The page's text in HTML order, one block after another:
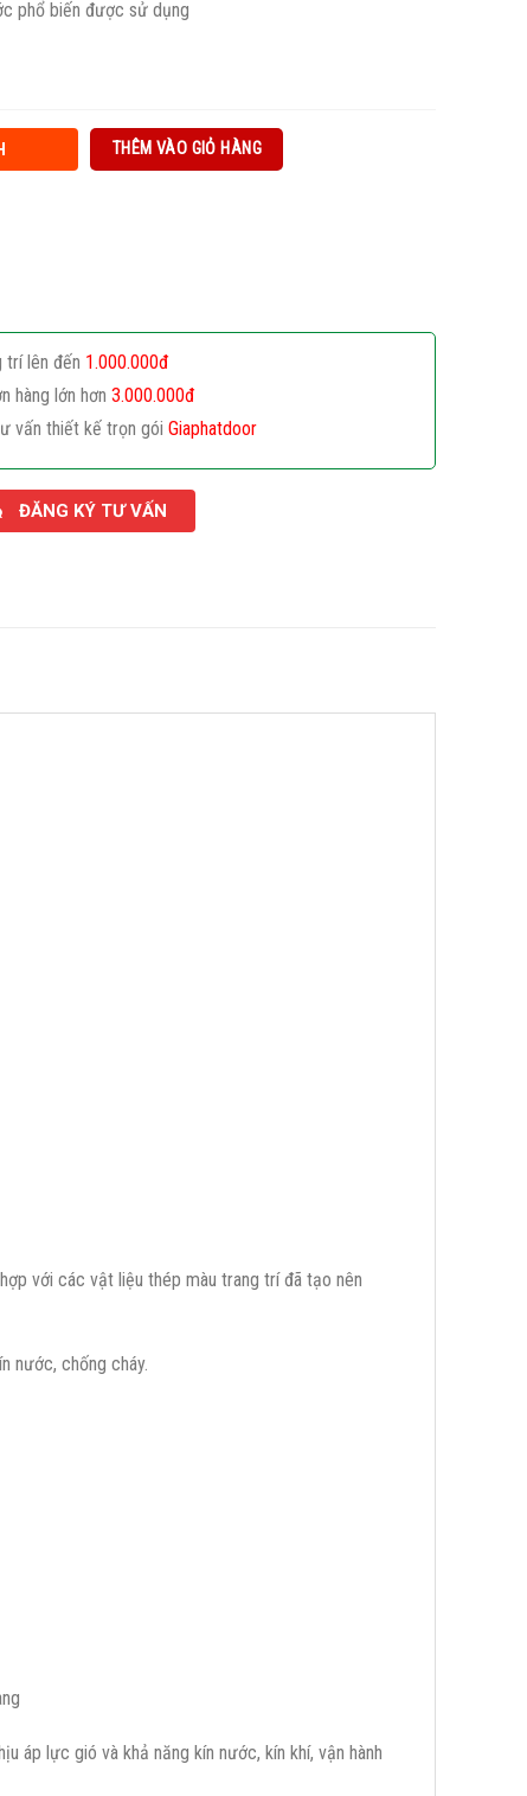
phổ biến được sử dụng
THÊM VÀO GIỎ HÀNG
trí lên đến 1.000.000đ
hàng lớn hơn 3.000.000đ
vấn thiết kế trọn gói Giaphatdoor
ĐĂNG KÝ TƯ VẤN
với các vật liệu thép màu trang trí đã tạo nên
nước, chống cháy.
áp lực gió và khả năng kín nước, kín khí, vận hành